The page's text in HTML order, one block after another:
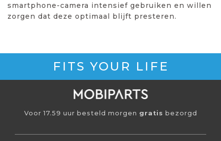
smartphone-camera intensief gebruiken en willen
zorgen dat deze optimaal blijft presteren.
FITS YOUR LIFE
Voor 17.59 uur besteld morgen gratis bezorgd